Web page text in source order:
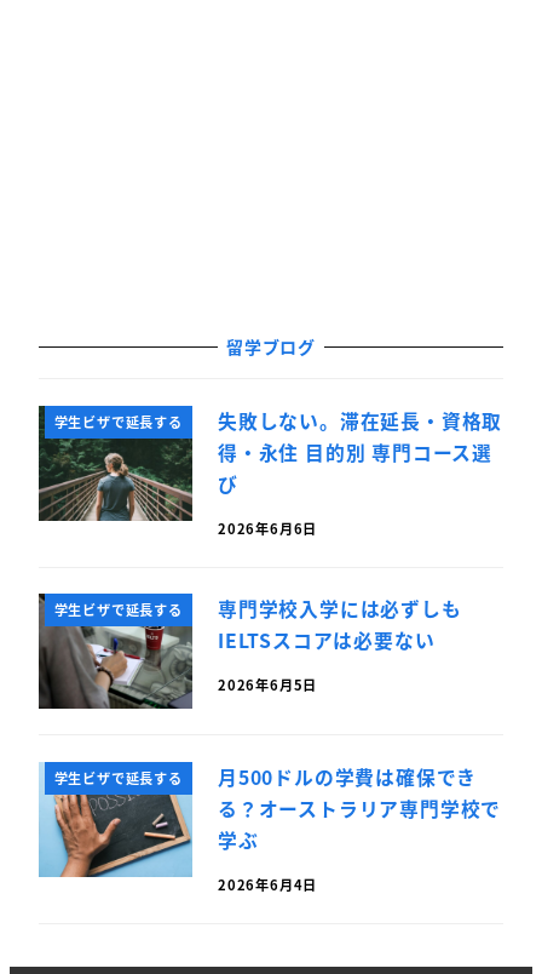
留学ブログ
学生ビザで延長する
失敗しない。滞在延長・資格取
得・永住 目的別 専門コース選
び
2026年6月6日
学生ビザで延長する
専門学校入学には必ずしも
IELTSスコアは必要ない
2026年6月5日
学生ビザで延長する
月500ドルの学費は確保でき
る？オーストラリア専門学校で
学ぶ
2026年6月4日